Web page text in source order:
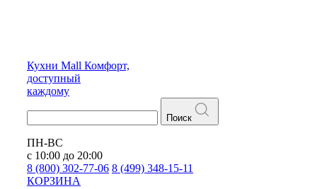
Кухни Mall Комфорт,
доступный
каждому
Поиск
ПН-ВС
с 10:00 до 20:00
8 (800) 302-77-06 8 (499) 348-15-11
КОРЗИНА